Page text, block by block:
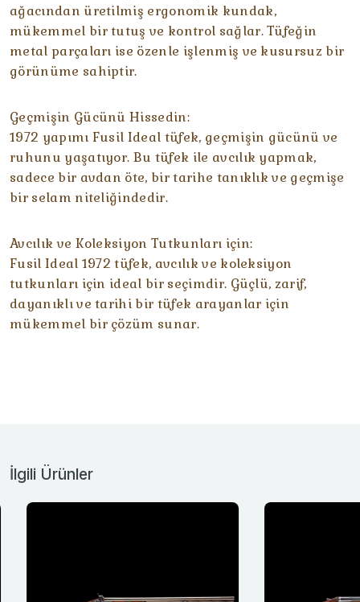
ağacından üretilmiş ergonomik kundak,
mükemmel bir tutuş ve kontrol sağlar. Tüfeğin
metal parçaları ise özenle işlenmiş ve kusursuz bir
görünüme sahiptir.
Geçmişin Gücünü Hissedin:
1972 yapımı Fusil Ideal tüfek, geçmişin gücünü ve
ruhunu yaşatıyor. Bu tüfek ile avcılık yapmak,
sadece bir avdan öte, bir tarihe tanıklık ve geçmişe
bir selam niteliğindedir.
Avcılık ve Koleksiyon Tutkunları için:
Fusil Ideal 1972 tüfek, avcılık ve koleksiyon
tutkunları için ideal bir seçimdir. Güçlü, zarif,
dayanıklı ve tarihi bir tüfek arayanlar için
mükemmel bir çözüm sunar.
İlgili Ürünler